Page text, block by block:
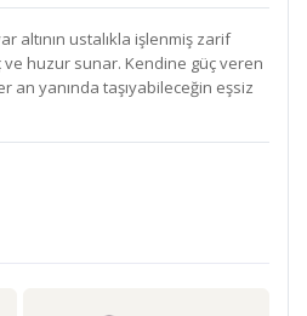
altının ustalıkla işlenmiş zarif
ve huzur sunar. Kendine güç veren
an yanında taşıyabileceğin eşsiz